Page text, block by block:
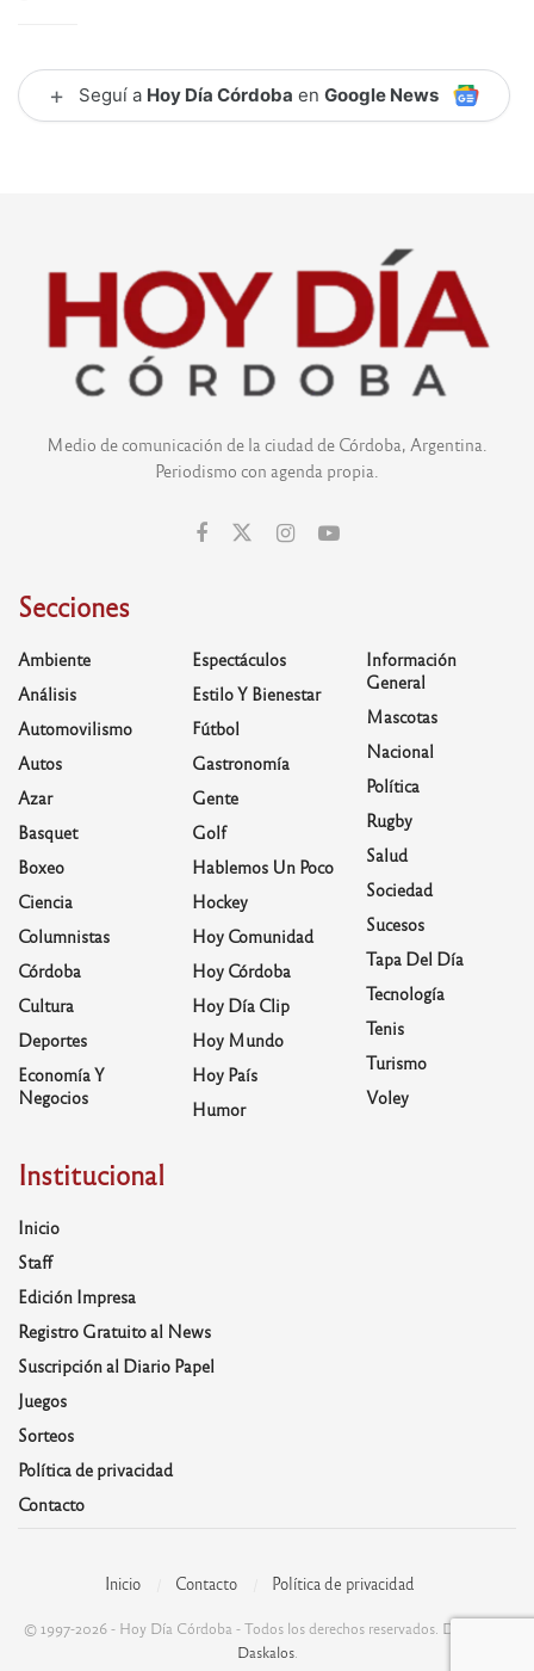
+ Seguí a Hoy Día Córdoba en Google News
Medio de comunicación de la ciudad de Córdoba, Argentina.
Periodismo con agenda propia.
Secciones
Ambiente
Análisis
Automovilismo
Autos
Azar
Basquet
Boxeo
Ciencia
Columnistas
Córdoba
Cultura
Deportes
Economía Y
Negocios
Espectáculos
Estilo Y Bienestar
Fútbol
Gastronomía
Gente
Golf
Hablemos Un Poco
Hockey
Hoy Comunidad
Hoy Córdoba
Hoy Día Clip
Hoy Mundo
Hoy País
Humor
Información
General
Mascotas
Nacional
Política
Rugby
Salud
Sociedad
Sucesos
Tapa Del Día
Tecnología
Tenis
Turismo
Voley
Institucional
Inicio
Staff
Edición Impresa
Registro Gratuito al News
Suscripción al Diario Papel
Juegos
Sorteos
Política de privacidad
Contacto
Inicio Contacto Política de privacidad
© 1997-2026 - Hoy Día Córdoba - Todos los derechos reservados. Desarrolla:
Daskalos.